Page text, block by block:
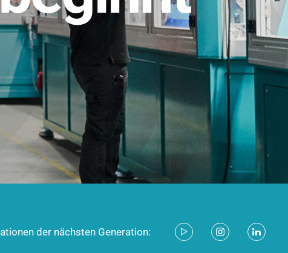
für industrielle Anwendungen –
zukunftsfähig.
der nächsten Generation: